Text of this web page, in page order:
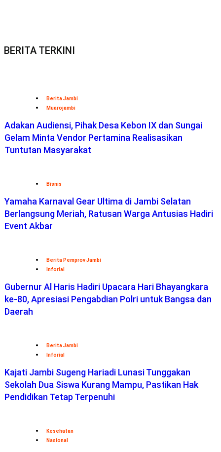
BERITA TERKINI
Berita Jambi
Muarojambi
Adakan Audiensi, Pihak Desa Kebon IX dan Sungai
Gelam Minta Vendor Pertamina Realisasikan
Tuntutan Masyarakat
Bisnis
Yamaha Karnaval Gear Ultima di Jambi Selatan
Berlangsung Meriah, Ratusan Warga Antusias Hadiri
Event Akbar
Berita Pemprov Jambi
Inforial
Gubernur Al Haris Hadiri Upacara Hari Bhayangkara
ke-80, Apresiasi Pengabdian Polri untuk Bangsa dan
Daerah
Berita Jambi
Inforial
Kajati Jambi Sugeng Hariadi Lunasi Tunggakan
Sekolah Dua Siswa Kurang Mampu, Pastikan Hak
Pendidikan Tetap Terpenuhi
Kesehatan
Nasional